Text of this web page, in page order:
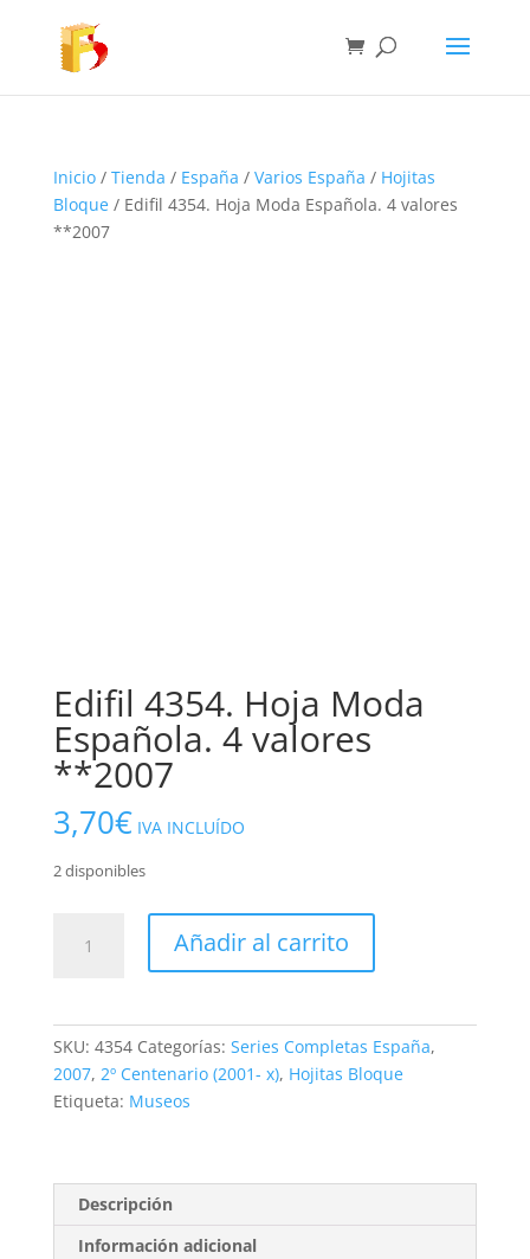
Inicio/ Tienda / España / Varios España / Hojitas
Bloque/ Edifil 4354. Hoja Moda Española. 4 valores
**2007
Edifil 4354. Hoja Moda
Española. 4 valores
**2007
3,70€ IVA INCLUÍDO
2 disponibles
4354.
valores
**2007
Añadir al carrito
SKU: 4354 Categorías: Series Completas España,
2007, 2º Centenario (2001- x), Hojitas Bloque
Etiqueta: Museos
Descripción
Información adicional